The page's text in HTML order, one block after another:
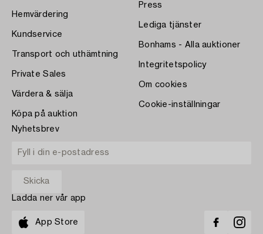
Hemvärdering
Kundservice
Transport och uthämtning
Private Sales
Värdera & sälja
Köpa på auktion
Press
Lediga tjänster
Bonhams - Alla auktioner
Integritetspolicy
Om cookies
Cookie-inställningar
Nyhetsbrev
Ladda ner vår app
App Store